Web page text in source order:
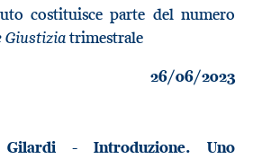
costituisce parte del numero
Giustiziatrimestrale
26/06/2023
Gilardi - Introduzione. Uno